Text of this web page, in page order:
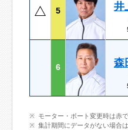
5
6
モーター・ボート変更時は赤
集計期間にデータがない場合